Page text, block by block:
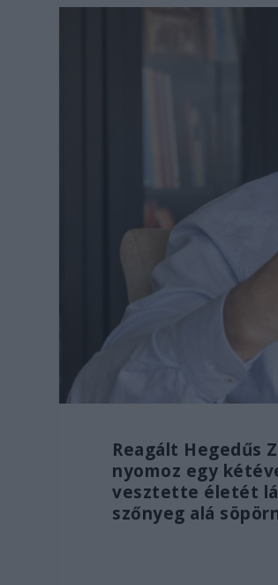
Reagált Hegedűs
nyomoz egy
vesztette életét
szőnyeg alá